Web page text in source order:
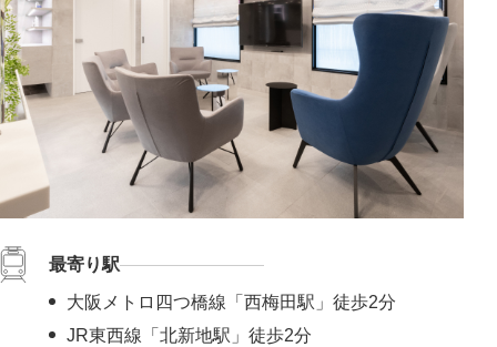
最寄り駅
大阪メトロ四つ橋線「西梅田駅」徒歩2分
JR東西線「北新地駅」徒歩2分